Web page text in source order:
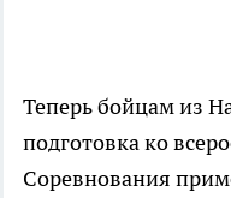
Теперь бойцам из
подготовка ко
Соревнования